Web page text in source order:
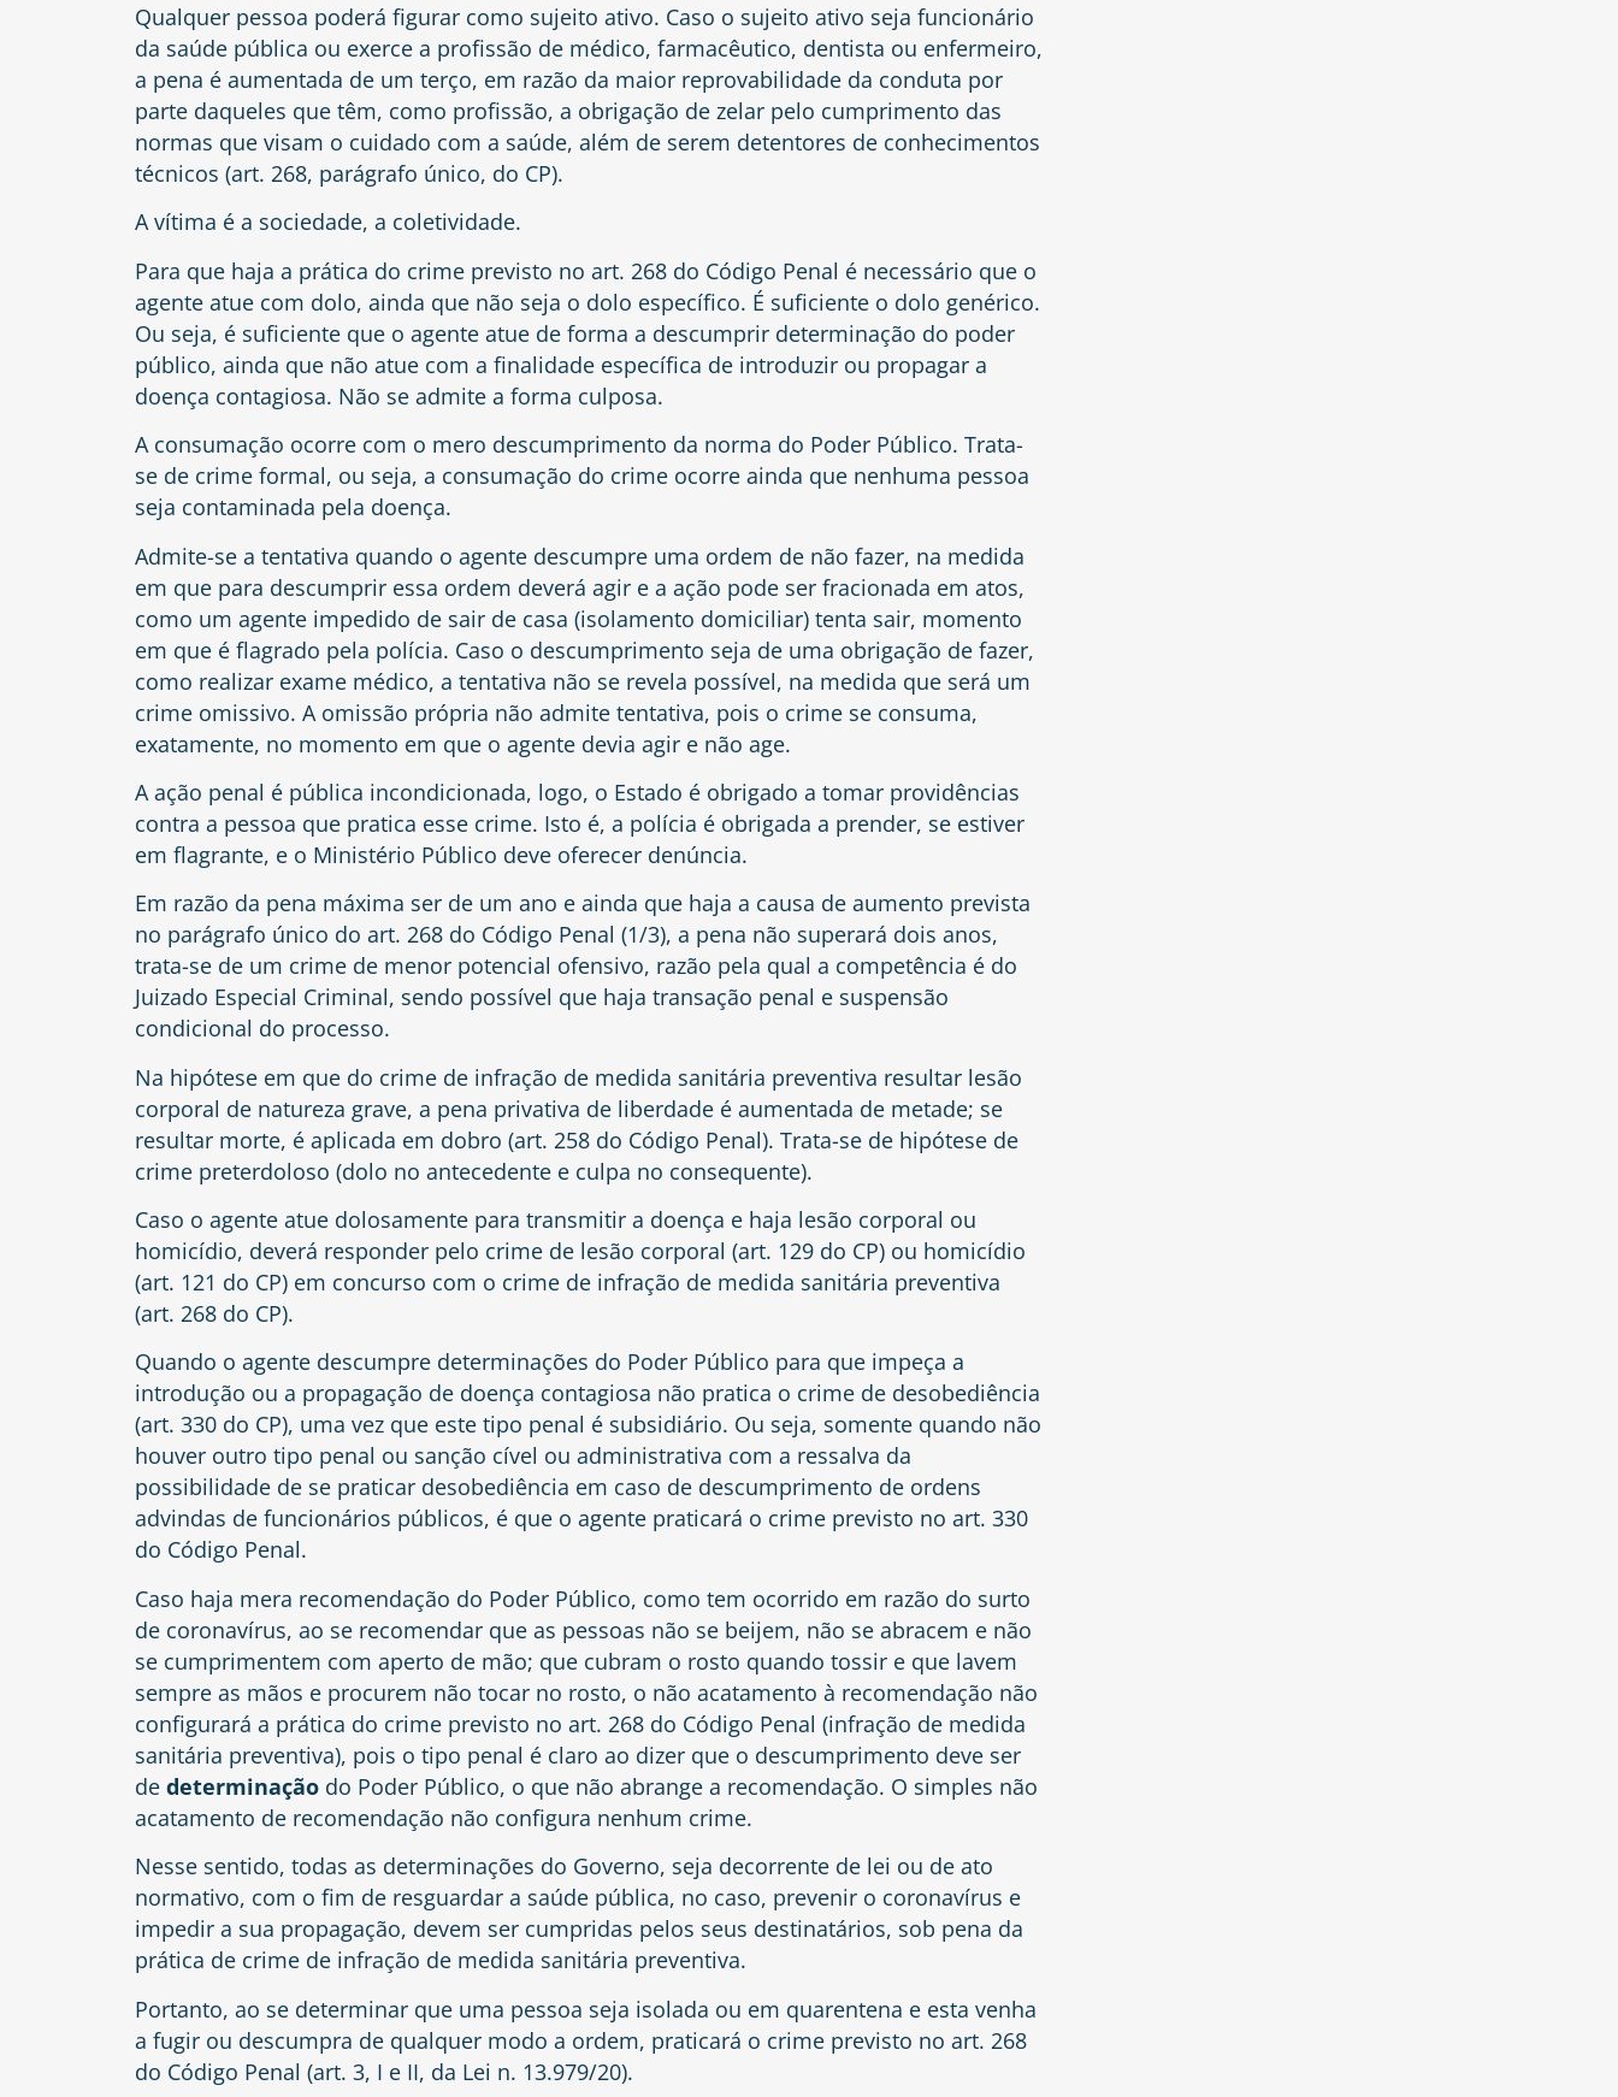
Qualquer pessoa poderá figurar como sujeito ativo. Caso o sujeito ativo seja funcionário
da saúde pública ou exerce a profissão de médico, farmacêutico, dentista ou enfermeiro,
a pena é aumentada de um terço, em razão da maior reprovabilidade da conduta por
parte daqueles que têm, como profissão, a obrigação de zelar pelo cumprimento das
normas que visam o cuidado com a saúde, além de serem detentores de conhecimentos
técnicos (art. 268, parágrafo único, do CP).
A vítima é a sociedade, a coletividade.
Para que haja a prática do crime previsto no art. 268 do Código Penal é necessário que o
agente atue com dolo, ainda que não seja o dolo específico. É suficiente o dolo genérico.
Ou seja, é suficiente que o agente atue de forma a descumprir determinação do poder
público, ainda que não atue com a finalidade específica de introduzir ou propagar a
doença contagiosa. Não se admite a forma culposa.
A consumação ocorre com o mero descumprimento da norma do Poder Público. Trata-
se de crime formal, ou seja, a consumação do crime ocorre ainda que nenhuma pessoa
seja contaminada pela doença.
Admite-se a tentativa quando o agente descumpre uma ordem de não fazer, na medida
em que para descumprir essa ordem deverá agir e a ação pode ser fracionada em atos,
como um agente impedido de sair de casa (isolamento domiciliar) tenta sair, momento
em que é flagrado pela polícia. Caso o descumprimento seja de uma obrigação de fazer,
como realizar exame médico, a tentativa não se revela possível, na medida que será um
crime omissivo. A omissão própria não admite tentativa, pois o crime se consuma,
exatamente, no momento em que o agente devia agir e não age.
A ação penal é pública incondicionada, logo, o Estado é obrigado a tomar providências
contra a pessoa que pratica esse crime. Isto é, a polícia é obrigada a prender, se estiver
em flagrante, e o Ministério Público deve oferecer denúncia.
Em razão da pena máxima ser de um ano e ainda que haja a causa de aumento prevista
no parágrafo único do art. 268 do Código Penal (1/3), a pena não superará dois anos,
trata-se de um crime de menor potencial ofensivo, razão pela qual a competência é do
Juizado Especial Criminal, sendo possível que haja transação penal e suspensão
condicional do processo.
Na hipótese em que do crime de infração de medida sanitária preventiva resultar lesão
corporal de natureza grave, a pena privativa de liberdade é aumentada de metade; se
resultar morte, é aplicada em dobro (art. 258 do Código Penal). Trata-se de hipótese de
crime preterdoloso (dolo no antecedente e culpa no consequente).
Caso o agente atue dolosamente para transmitir a doença e haja lesão corporal ou
homicídio, deverá responder pelo crime de lesão corporal (art. 129 do CP) ou homicídio
(art. 121 do CP) em concurso com o crime de infração de medida sanitária preventiva
(art. 268 do CP).
Quando o agente descumpre determinações do Poder Público para que impeça a
introdução ou a propagação de doença contagiosa não pratica o crime de desobediência
(art. 330 do CP), uma vez que este tipo penal é subsidiário. Ou seja, somente quando não
houver outro tipo penal ou sanção cível ou administrativa com a ressalva da
possibilidade de se praticar desobediência em caso de descumprimento de ordens
advindas de funcionários públicos, é que o agente praticará o crime previsto no art. 330
do Código Penal.
Caso haja mera recomendação do Poder Público, como tem ocorrido em razão do surto
de coronavírus, ao se recomendar que as pessoas não se beijem, não se abracem e não
se cumprimentem com aperto de mão; que cubram o rosto quando tossir e que lavem
sempre as mãos e procurem não tocar no rosto, o não acatamento à recomendação não
configurará a prática do crime previsto no art. 268 do Código Penal (infração de medida
sanitária preventiva), pois o tipo penal é claro ao dizer que o descumprimento deve ser
de determinação do Poder Público, o que não abrange a recomendação. O simples não
acatamento de recomendação não configura nenhum crime.
Nesse sentido, todas as determinações do Governo, seja decorrente de lei ou de ato
normativo, com o fim de resguardar a saúde pública, no caso, prevenir o coronavírus e
impedir a sua propagação, devem ser cumpridas pelos seus destinatários, sob pena da
prática de crime de infração de medida sanitária preventiva.
Portanto, ao se determinar que uma pessoa seja isolada ou em quarentena e esta venha
a fugir ou descumpra de qualquer modo a ordem, praticará o crime previsto no art. 268
do Código Penal (art. 3, I e II, da Lei n. 13.979/20).